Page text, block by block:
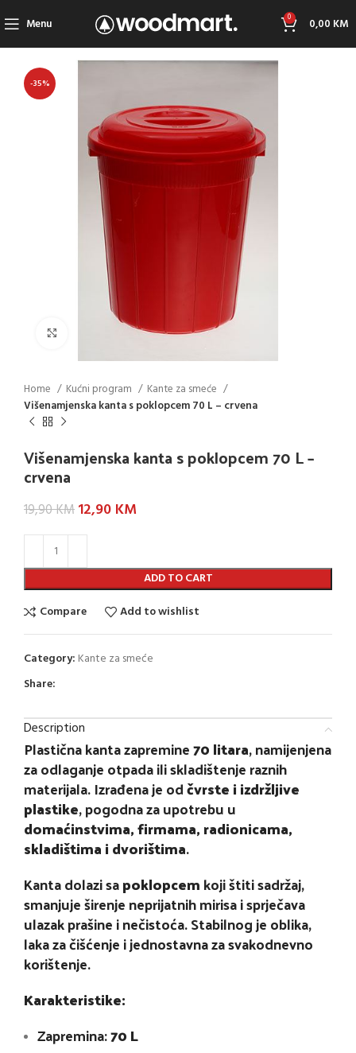
Menu 0 0,00 KM
-35%
Click to enlarge
Home Kućni program
Kante za smeće
Višenamjenska kanta s poklopcem 70 L – crvena
Višenamjenska kanta s poklopcem 70 L –
crvena
19,90KM12,90 KM
ADD TO CART
Compare
Add to wishlist
Category: Kante za smeće
Share:
Description
Plastična kanta zapremine70 litara, namijenjena
za odlaganje otpada ili skladištenje raznih
materijala. Izrađena je odčvrste i izdržljive
plastike, pogodna za upotrebu u
domaćinstvima, firmama, radionicama,
skladištima i dvorištima.
Kanta dolazi sapoklopcemkoji štiti sadržaj,
smanjuje širenje neprijatnih mirisa i sprječava
ulazak prašine i nečistoća. Stabilnog je oblika,
laka za čišćenje i jednostavna za svakodnevno
korištenje.
Karakteristike:
Zapremina:70 L